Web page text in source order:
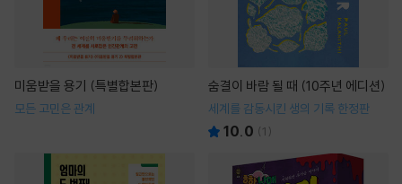
미움받을 용기 (특별합본판)
모든 고민은 관계
숨결이 바람 될 때 (10주년 에디션)
세계를 감동시킨 생의 기록 한정판
10.0 (1 )